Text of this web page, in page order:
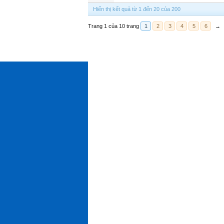
Hiển thị kết quả từ 1 đến 20 của 200
Trang 1 của 10 trang 1 2 3 4 5 6 →